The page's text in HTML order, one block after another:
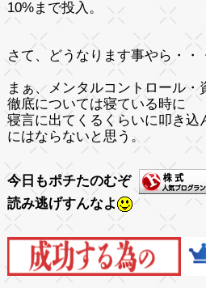
10%まで投入。
さて、どうなります事やら・・
まぁ、メンタルコントロール
徹底については寝ている時に
寝言に出てくるくらいに叩き込
にはならないと思う。
今日もポチたのむぞ
読み逃げすんなよ